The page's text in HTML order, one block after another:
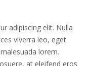
adipiscing elit. Nulla
viverra leo, eget
lorem.
at eleifend eros